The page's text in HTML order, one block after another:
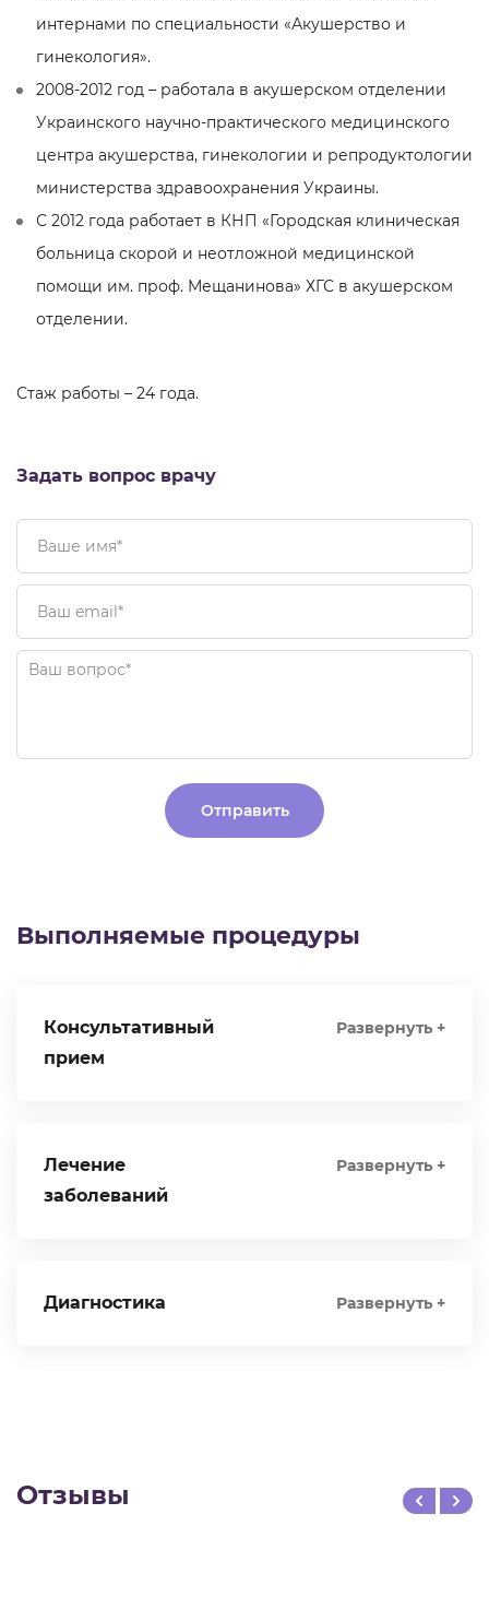
интернами по специальности «Акушерство и
гинекология».
2008-2012 год – работала в акушерском отделении
Украинского научно-практического медицинского
центра акушерства, гинекологии и репродуктологии
министерства здравоохранения Украины.
С 2012 года работает в КНП «Городская клиническая
больница скорой и неотложной медицинской
помощи им. проф. Мещанинова» ХГС в акушерском
отделении.
Стаж работы – 24 года.
Задать вопрос врачу
Выполняемые процедуры
Консультативный
прием
Развернуть +
Лечение
заболеваний
Развернуть +
Диагностика Развернуть +
Отзывы